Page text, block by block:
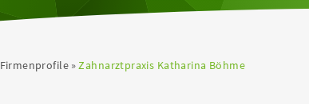
Firmenprofile Zahnarztpraxis Katharina Böhme